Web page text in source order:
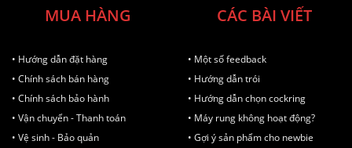
MUA HÀNG
• Hướng dẫn đặt hàng
• Chính sách bán hàng
• Chính sách bảo hành
• Vận chuyển - Thanh toán
• Vệ sinh - Bảo quản
CÁC BÀI VIẾT
• Một số feedback
• Hướng dẫn trói
• Hướng dẫn chọn cockring
• Máy rung không hoạt động?
• Gợi ý sản phẩm cho newbie